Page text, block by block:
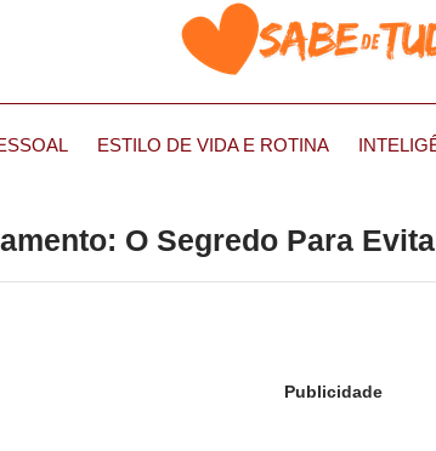
ESTILO DE VIDA E ROTINA
O Segredo Para
Publicidade